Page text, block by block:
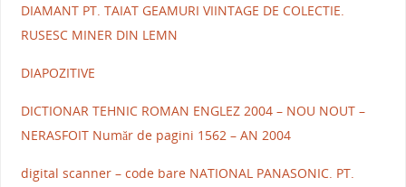
DIAMANT PT. TAIAT GEAMURI VIINTAGE DE COLECTIE.
RUSESC MINER DIN LEMN
DIAPOZITIVE
DICTIONAR TEHNIC ROMAN ENGLEZ 2004 – NOU NOUT –
NERASFOIT Număr de pagini 1562 – AN 2004
digital scanner – code bare NATIONAL PANASONIC. PT.